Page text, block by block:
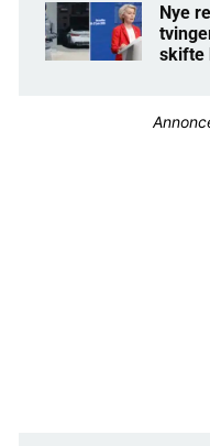
Nye
skifte